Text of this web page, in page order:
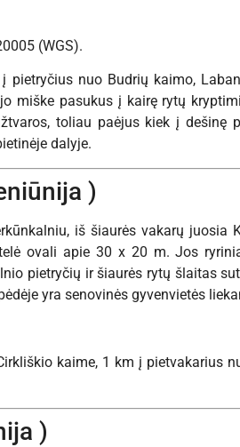
(WGS).
pietryčius nuo Budrių kaimo,
miške pasukus į kairę rytų
toliau paėjus kiek į
dalyje.
)
iš šiaurės vakarų
ovali apie 30 x 20 m. Jos
pietryčių ir šiaurės rytų šlaitas
yra senovinės gyvenvietės
kaime, 1 km į pietvakarius
)